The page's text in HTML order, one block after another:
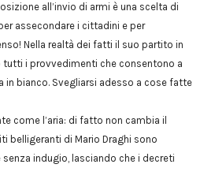
all’invio di armi è una scelta di
assecondare i cittadini e per
Nella realtà dei fatti il suo partito in
i provvedimenti che consentono a
in bianco. Svegliarsi adesso a cose fatte
come l’aria: di fatto non cambia il
belligeranti di Mario Draghi sono
indugio, lasciando che i decreti